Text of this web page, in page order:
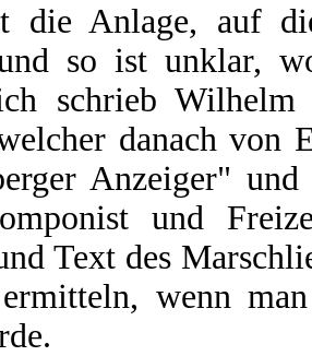
die Anlage, auf
so ist unklar,
schrieb
danach von
Anzeiger"
und
Text des
wenn